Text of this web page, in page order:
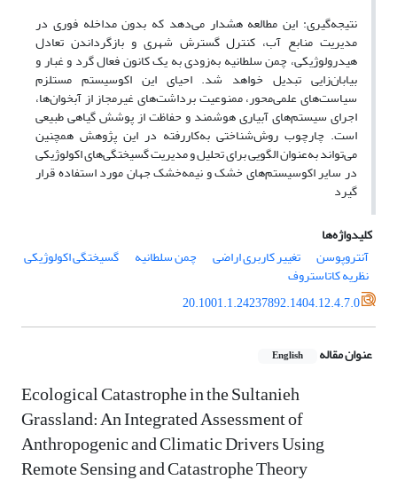
نتیجه‌گیری: این مطالعه هشدار می‌دهد که بدون مداخله فوری در
مدیریت منابع آب، کنترل گسترش شهری و بازگرداندن تعادل
هیدرولوژیکی، چمن سلطانیه به‌زودی به یک کانون فعال گرد و غبار و
بیابان‌زایی تبدیل خواهد شد. احیای این اکوسیستم مستلزم
سیاست‌های علمی‌محور، ممنوعیت برداشت‌های غیرمجاز از آبخوان‌ها،
اجرای سیستم‌های آبیاری هوشمند و حفاظت از پوشش گیاهی طبیعی
است. چارچوب روش‌شناختی به‌کاررفته در این پژوهش همچنین
می‌تواند به‌عنوان الگویی برای تحلیل و مدیریت گسیختگی‌های اکولوژیکی
در سایر اکوسیستم‌های خشک و نیمه‌خشک جهان مورد استفاده قرار
گیرد
کلیدواژه‌ها
آنتروپوسن
تغییر کاربری اراضی چمن سلطانیه گسیختگی اکولوژیکی
نظریه کاتاستروف
20.1001.1.24237892.1404.12.4.7.0
عنوان مقاله English
Ecological Catastrophe in the Sultanieh
Grassland: An Integrated Assessment of
Anthropogenic and Climatic Drivers Using
Remote Sensing and Catastrophe Theory